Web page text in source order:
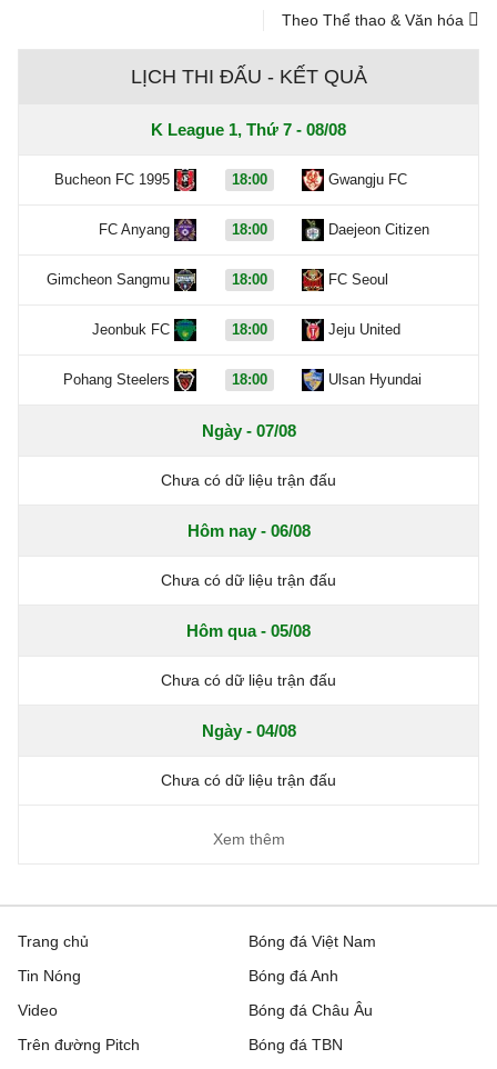
Theo Thể thao & Văn hóa
LỊCH THI ĐẤU - KẾT QUẢ
K League 1, Thứ 7 - 08/08
Bucheon FC 1995 18:00 Gwangju FC
FC Anyang 18:00 Daejeon Citizen
Gimcheon Sangmu 18:00 FC Seoul
Jeonbuk FC 18:00 Jeju United
Pohang Steelers 18:00 Ulsan Hyundai
Ngày - 07/08
Chưa có dữ liệu trận đấu
Hôm nay - 06/08
Chưa có dữ liệu trận đấu
Hôm qua - 05/08
Chưa có dữ liệu trận đấu
Ngày - 04/08
Chưa có dữ liệu trận đấu
Xem thêm
Trang chủ
Tin Nóng
Video
Trên đường Pitch
Bóng đá Việt Nam
Bóng đá Anh
Bóng đá Châu Âu
Bóng đá TBN